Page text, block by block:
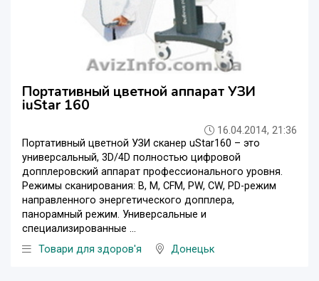
Портативный цветной аппарат УЗИ
iuStar 160
16.04.2014, 21:36
Портативный цветной УЗИ сканер uStar160 – это
универсальный, 3D/4D полностью цифровой
допплеровский аппарат профессионального уровня.
Режимы сканирования: В, М, CFM, PW, CW, PD-режим
направленного энергетического допплера,
панорамный режим. Универсальные и
специализированные ...
Товари для здоров'я
Донецьк